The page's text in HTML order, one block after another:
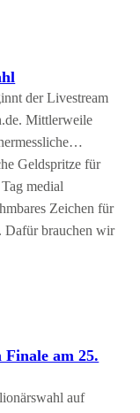
der Livestream
Mittlerweile
Geldspritze für
medial
Zeichen für
Dafür brauchen wir
am 25.
auf